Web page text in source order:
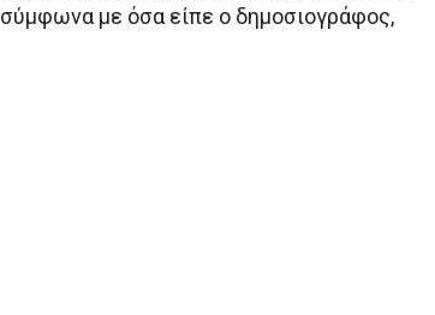
με όσα είπε ο δημοσιογράφος,